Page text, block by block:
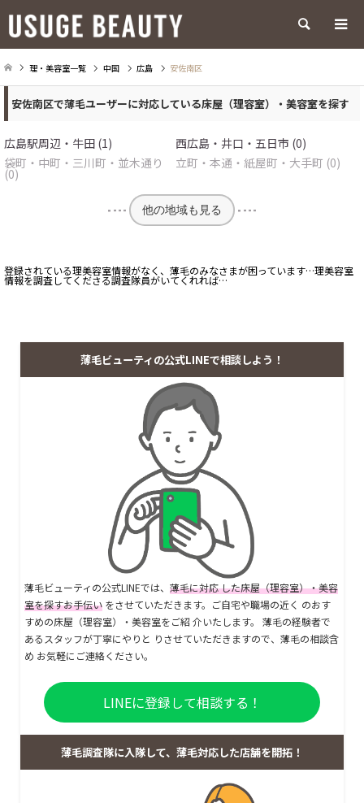
検索
理・美容室一覧 中国 広島 安佐南区
安佐南区で薄毛ユーザーに対応している床屋（理容室）・美容室を探す
広島駅周辺・牛田 (1)
西広島・井口・五日市 (0)
袋町・中町・三川町・並木通り
(0)
立町・本通・紙屋町・大手町 (0)
他の地域も見る
登録されている理美容室情報がなく、薄毛のみなさまが困っています…理美容室
情報を調査してくださる調査隊員がいてくれれば…
薄毛ビューティの公式LINEで相談しよう！
薄毛ビューティの公式LINEでは、 薄毛に対応 した床屋（理容室）・美容
室を探すお手伝い をさせていただきます。ご自宅や職場の近く のおす
すめの床屋（理容室）・美容室をご紹 介いたします。 薄毛の経験者で
あるスタッフが丁寧にやりと りさせていただきますので、薄毛の相談含
め お気軽にご連絡ください。
LINEに登録して相談する！
薄毛調査隊に入隊して、薄毛対応した店舗を開拓！